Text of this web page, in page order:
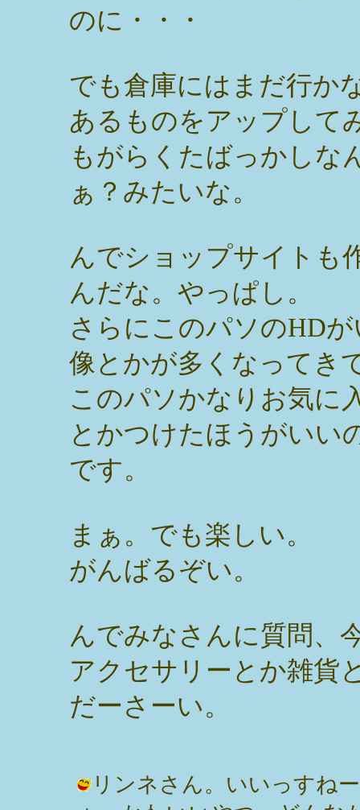
のに・・・
でも倉庫にはまだ行か
あるものをアップして
もがらくたばっかしな
ぁ？みたいな。
んでショップサイトも
んだな。やっぱし。
さらにこのパソのHD
像とかが多くなってき
このパソかなりお気に
とかつけたほうがいい
です。
まぁ。でも楽しい。
がんばるぞい。
んでみなさんに質問、
アクセサリーとか雑貨
だーさーい。
リンネさん。いいっすね